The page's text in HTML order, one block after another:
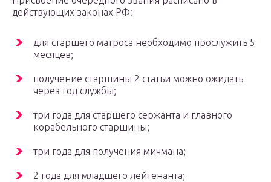
действующих законах РФ:
для старшего матроса необходимо прослужить 5
месяцев;
получение старшины 2 статьи можно ожидать
через год службы;
три года для старшего сержанта и главного
корабельного старшины;
три года для получения мичмана;
2 года для младшего лейтенанта;